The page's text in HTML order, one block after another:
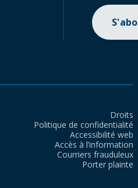
Droits
Politique de confidentialité
Accessibilité web
Accès à l’information
Courriers frauduleux
Porter plainte